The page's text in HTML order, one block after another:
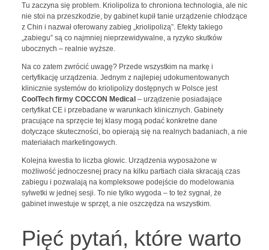
Tu zaczyna się problem. Kriolipoliza to chroniona technologia, ale nic
nie stoi na przeszkodzie, by gabinet kupił tanie urządzenie chłodzące
z Chin i nazwał oferowany zabieg „kriolipolizą”. Efekty takiego
„zabiegu” są co najmniej nieprzewidywalne, a ryzyko skutków
ubocznych – realnie wyższe.
Na co zatem zwrócić uwagę? Przede wszystkim na markę i
certyfikację urządzenia. Jednym z najlepiej udokumentowanych
klinicznie systemów do kriolipolizy dostępnych w Polsce jest
CoolTech firmy COCCON Medical – urządzenie posiadające
certyfikat CE i przebadane w warunkach klinicznych. Gabinety
pracujące na sprzęcie tej klasy mogą podać konkretne dane
dotyczące skuteczności, bo opierają się na realnych badaniach, a nie
materiałach marketingowych.
Kolejna kwestia to liczba głowic. Urządzenia wyposażone w
możliwość jednoczesnej pracy na kilku partiach ciała skracają czas
zabiegu i pozwalają na kompleksowe podejście do modelowania
sylwetki w jednej sesji. To nie tylko wygoda – to też sygnał, że
gabinet inwestuje w sprzęt, a nie oszczędza na wszystkim.
Pięć pytań, które warto